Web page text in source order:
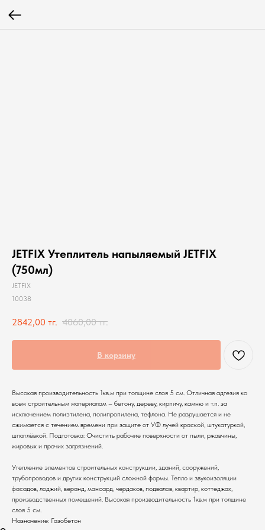
JETFIX Утеплитель напыляемый JETFIX
(750мл)
JETFIX
10038
2842,00 тг. 4060,00 тг.
В корзину
Высокая производительность 1кв.м при толщине слоя 5 см. Отличная адгезия ко
всем строительным материалам – бетону, дереву, кирпичу, камню и т.п. за
исключением полиэтилена, полипропилена, тефлона. Не разрушается и не
сжимается с течением времени при защите от УФ лучей краской, штукатуркой,
шпатлёвкой. Подготовка: Очистить рабочие поверхности от пыли, ржавчины,
жировых и прочих загрязнений.
Утепление элементов строительных конструкции, зданий, сооружений,
трубопроводов и других конструкций сложной формы. Тепло и звукоизоляции
фасадов, лоджий, веранд, мансард, чердаков, подвалов, квартир, коттеджах,
производственных помещений. Высокая производительность 1кв.м при толщине
слоя 5 см.
Назначение: Газобетон